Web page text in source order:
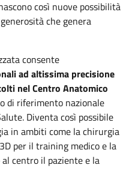
così nuove possibilità
che genera
consente
ad altissima precisione
nel Centro Anatomico
di riferimento nazionale
Diventa così possibile
in ambiti come la chirurgia
per il training medico e la
centro il paziente e la